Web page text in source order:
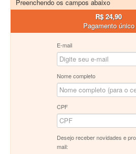
Preenchendo os campos abaixo
R$ 24,90
Pagamento único
E-mail
Nome completo
CPF
Desejo receber novidades e
mail: